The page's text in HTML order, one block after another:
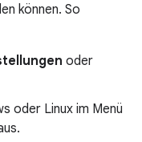
können. So
oder
oder Linux im Menü